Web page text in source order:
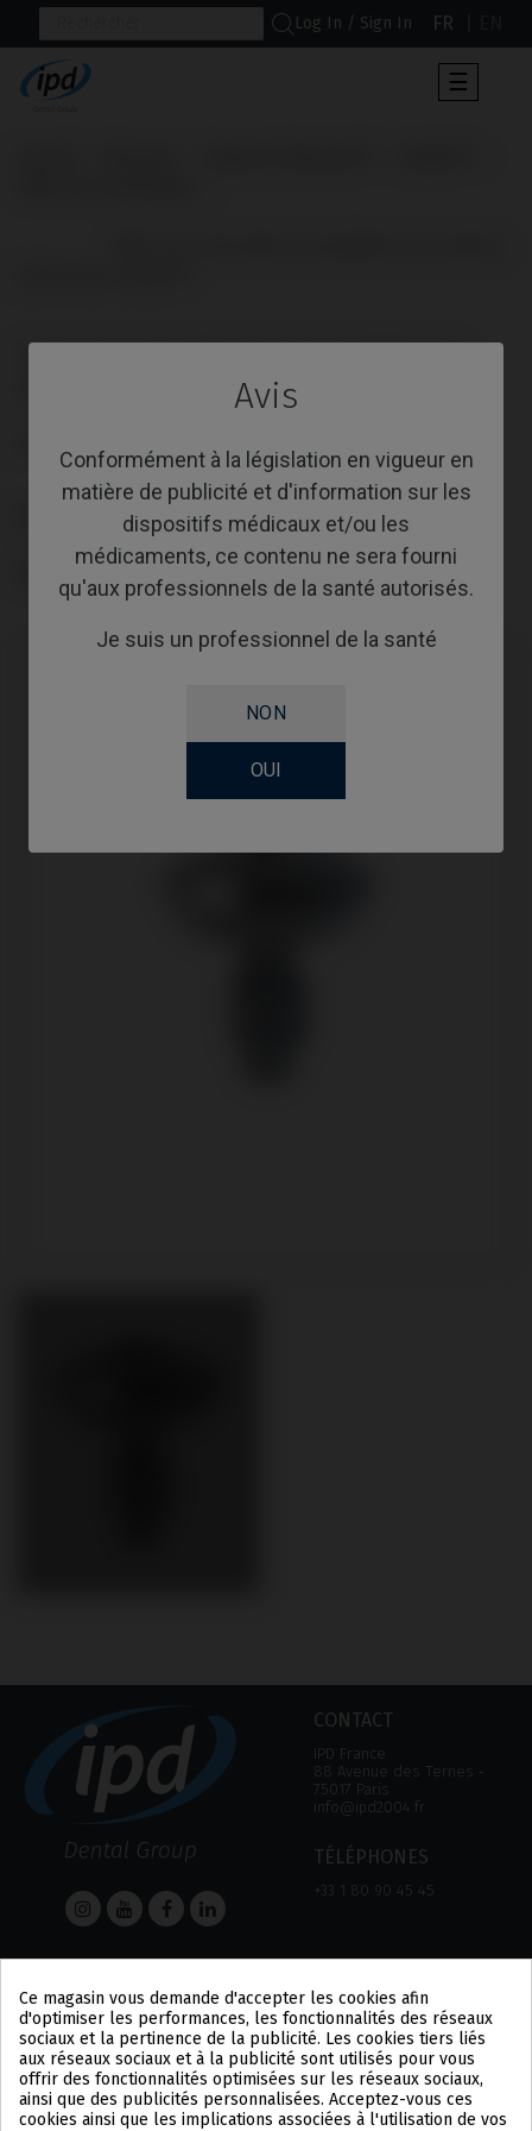
Avis
Conformément à la législation en vigueur en
matière de publicité et d'information sur les
dispositifs médicaux et/ou les
médicaments, ce contenu ne sera fourni
qu'aux professionnels de la santé autorisés.
Je suis un professionnel de la santé
NON
OUI
Log In / Sign In FR
Toggle
☰
PILIER DE CICATRISATION COMPATIBLE
AVEC SWEDEN & MARTINA® OUTLINK®
PLATE-FORME
GINGIVALHEIGHT
CONTACT
IPD France
88 Avenue des Ternes ‑
75017 Paris
info@ipd2004.fr
TÉLÉPHONES
+33 1 80 90 45 45
AIDE
MOYEN DE PAIEMENT
EXPÉDITIONS ET
RETOURS
CONDITIONS
D'UTILISATION
MENTION LÉGALE
POLITIQUE DE
CONFIDENTIALITÉ
POLITIQUE DES COOKIES
US
PL
Ce magasin vous demande d'accepter les cookies afin
d'optimiser les performances, les fonctionnalités des réseaux
sociaux et la pertinence de la publicité. Les cookies tiers liés
aux réseaux sociaux et à la publicité sont utilisés pour vous
offrir des fonctionnalités optimisées sur les réseaux sociaux,
ainsi que des publicités personnalisées. Acceptez-vous ces
cookies ainsi que les implications associées à l'utilisation de vos